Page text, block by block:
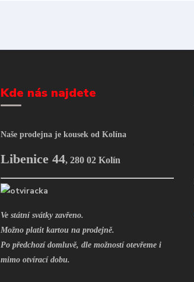
Kde nás najdete
Naše prodejna je kousek od Kolína
Libenice 44, 280 02 Kolín
Ve státní svátky zavřeno.
Možno platit kartou na prodejně.
Po předchozí domluvě, dle možností otevřeme i
mimo otvírací dobu.